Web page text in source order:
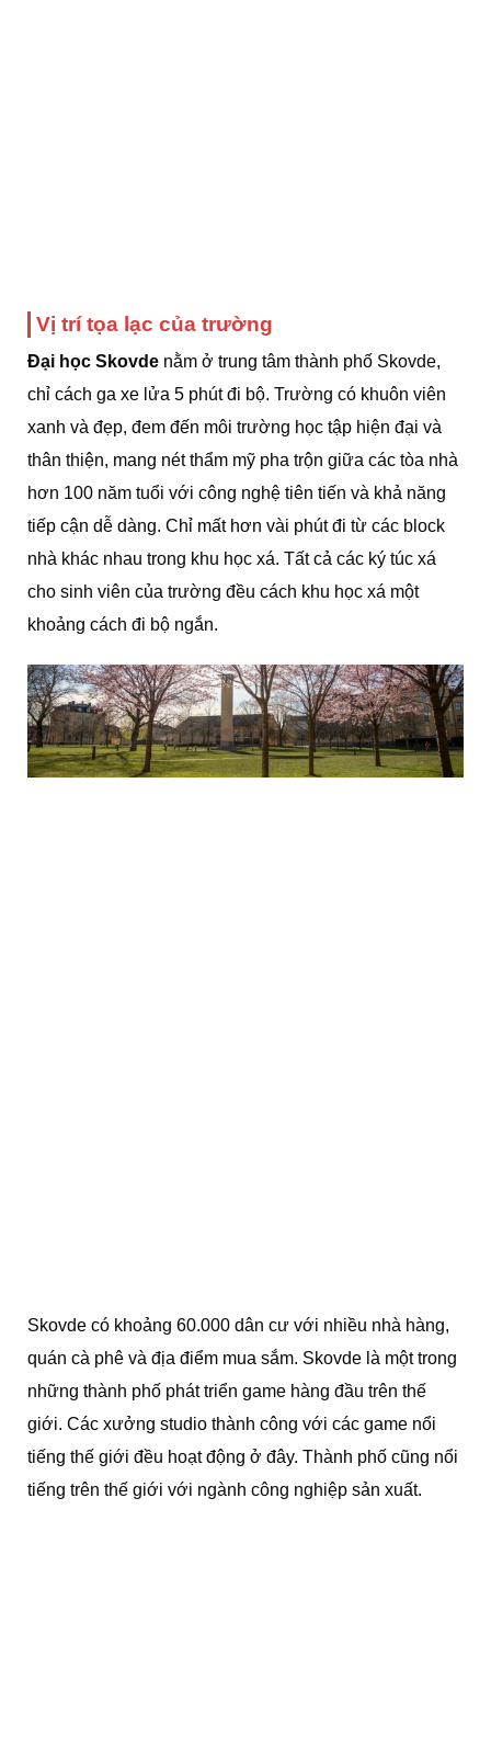
Vị trí tọa lạc của trường
Đại học Skovde nằm ở trung tâm thành phố Skovde,
chỉ cách ga xe lửa 5 phút đi bộ. Trường có khuôn viên
xanh và đẹp, đem đến môi trường học tập hiện đại và
thân thiện, mang nét thẩm mỹ pha trộn giữa các tòa nhà
hơn 100 năm tuổi với công nghệ tiên tiến và khả năng
tiếp cận dễ dàng. Chỉ mất hơn vài phút đi từ các block
nhà khác nhau trong khu học xá. Tất cả các ký túc xá
cho sinh viên của trường đều cách khu học xá một
khoảng cách đi bộ ngắn.
Skovde có khoảng 60.000 dân cư với nhiều nhà hàng,
quán cà phê và địa điểm mua sắm. Skovde là một trong
những thành phố phát triển game hàng đầu trên thế
giới. Các xưởng studio thành công với các game nổi
tiếng thế giới đều hoạt động ở đây. Thành phố cũng nổi
tiếng trên thế giới với ngành công nghiệp sản xuất.